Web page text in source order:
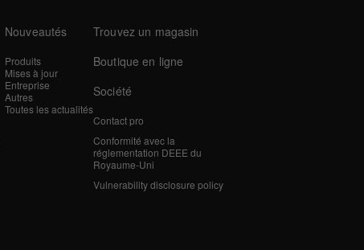
Nouveautés
Produits
Mises à jour
Entreprise
Autres
Toutes les actualités
Trouvez un magasin
Boutique en ligne
Société
Contact pro
Conformité avec la
réglementation DEEE du
Royaume-Uni
Vulnerability disclosure policy